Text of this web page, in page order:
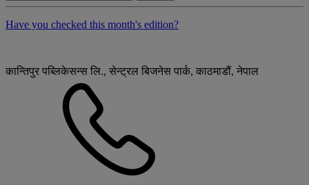
Have you checked this month's edition?
कान्तिपुर पब्लिकेसन्स लि., सेन्ट्रल बिजनेस पार्क, काठमाडौं, नेपाल